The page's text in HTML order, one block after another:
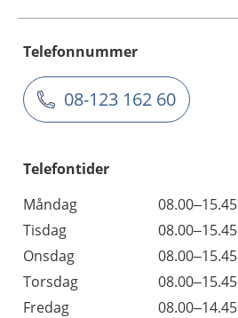
Telefonnummer
08-123 162 60
Telefontider
Måndag
08.00–15.45
Tisdag
08.00–15.45
Onsdag
08.00–15.45
Torsdag
08.00–15.45
Fredag
08.00–14.45